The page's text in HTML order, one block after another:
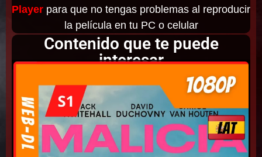
Player para que no tengas problemas al reproducir
la película en tu PC o celular
Contenido que te puede
interesar